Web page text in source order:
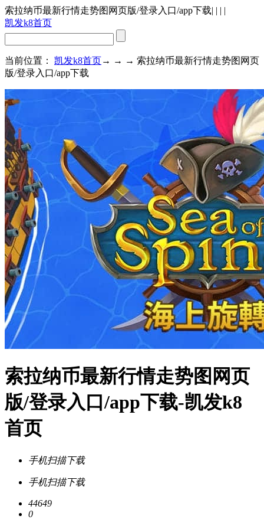
索拉纳币最新行情走势图网页版/登录入口/app下载| | | |
凯发k8首页
当前位置： 凯发k8首页→ → → 索拉纳币最新行情走势图网页
版/登录入口/app下载
索拉纳币最新行情走势图网页
版/登录入口/app下载-凯发k8
首页
手机扫描下载
手机扫描下载
44649
0